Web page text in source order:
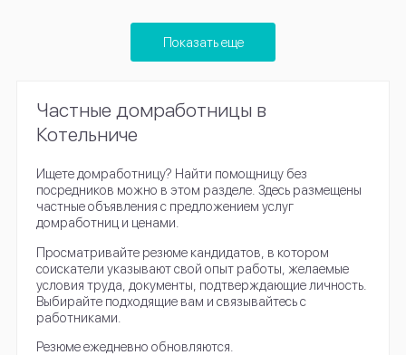
Показать еще
Частные домработницы в
Котельниче
Ищете домработницу? Найти помощницу без
посредников можно в этом разделе. Здесь размещены
частные объявления с предложением услуг
домработниц и ценами.
Просматривайте резюме кандидатов, в котором
соискатели указывают свой опыт работы, желаемые
условия труда, документы, подтверждающие личность.
Выбирайте подходящие вам и связывайтесь с
работниками.
Резюме ежедневно обновляются.